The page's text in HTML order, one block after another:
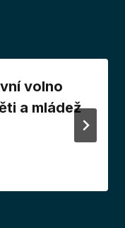
volno
a mládež